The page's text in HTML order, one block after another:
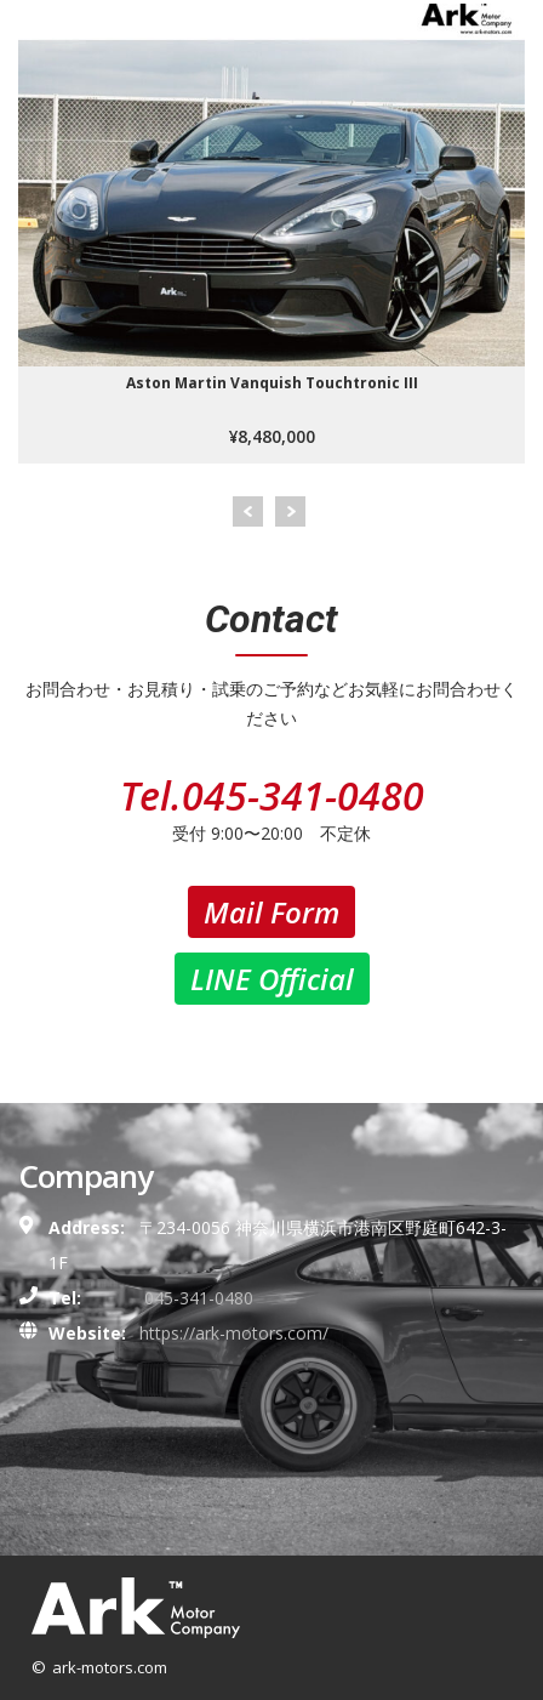
Aston Martin Vanquish Touchtronic III
¥8,480,000
Contact
お問合わせ・お見積り・試乗のご予約などお気軽にお問合わせく
ださい
Tel.045-341-0480
受付 9:00〜20:00 不定休
Mail Form
LINE Official
Company
Address:
〒234-0056 神奈川県横浜市港南区野庭町642-3-
1F
Tel:
045-341-0480
Website: https://ark-motors.com/
© ark-motors.com